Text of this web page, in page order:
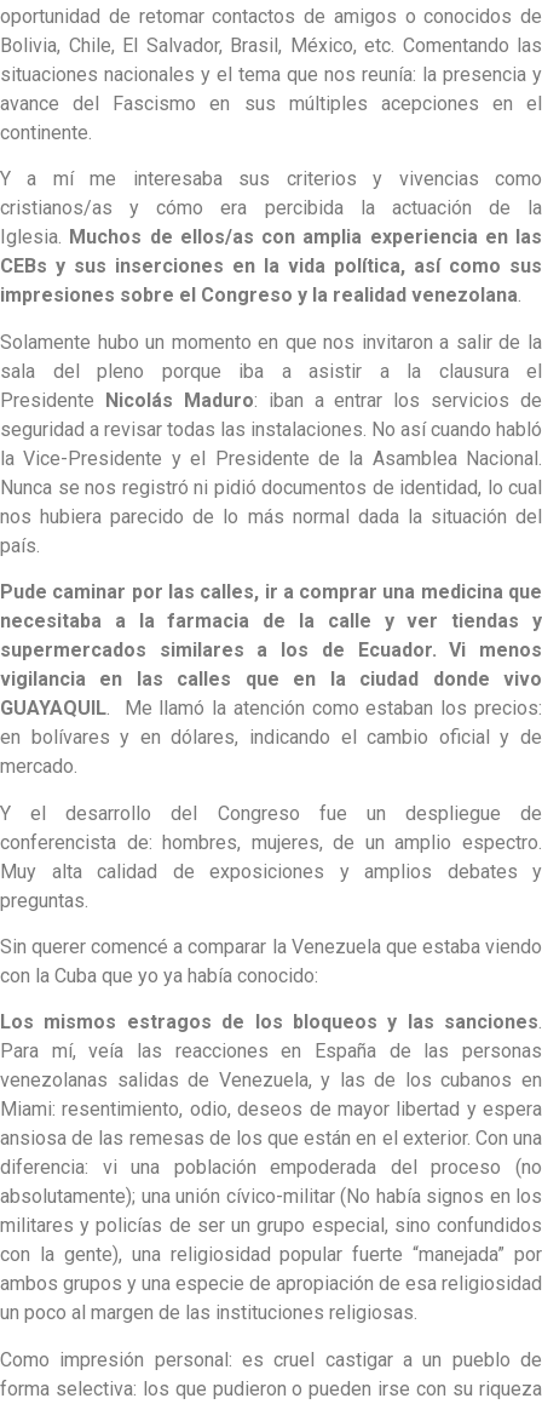
oportunidad de retomar contactos de amigos o conocidos de
Bolivia, Chile, El Salvador, Brasil, México, etc. Comentando las
situaciones nacionales y el tema que nos reunía: la presencia y
avance del Fascismo en sus múltiples acepciones en el
continente.
Y a mí me interesaba sus criterios y vivencias como
cristianos/as y cómo era percibida la actuación de la
Iglesia. Muchos de ellos/as con amplia experiencia en las
CEBs y sus inserciones en la vida política, así como sus
impresiones sobre el Congreso y la realidad venezolana.
Solamente hubo un momento en que nos invitaron a salir de la
sala del pleno porque iba a asistir a la clausura el
Presidente Nicolás Maduro: iban a entrar los servicios de
seguridad a revisar todas las instalaciones. No así cuando habló
la Vice-Presidente y el Presidente de la Asamblea Nacional.
Nunca se nos registró ni pidió documentos de identidad, lo cual
nos hubiera parecido de lo más normal dada la situación del
país.
Pude caminar por las calles, ir a comprar una medicina que
necesitaba a la farmacia de la calle y ver tiendas y
supermercados similares a los de Ecuador. Vi menos
vigilancia en las calles que en la ciudad donde vivo
GUAYAQUIL. Me llamó la atención como estaban los precios:
en bolívares y en dólares, indicando el cambio oficial y de
mercado.
Y el desarrollo del Congreso fue un despliegue de
conferencista de: hombres, mujeres, de un amplio espectro.
Muy alta calidad de exposiciones y amplios debates y
preguntas.
Sin querer comencé a comparar la Venezuela que estaba viendo
con la Cuba que yo ya había conocido:
Los mismos estragos de los bloqueos y las sanciones.
Para mí, veía las reacciones en España de las personas
venezolanas salidas de Venezuela, y las de los cubanos en
Miami: resentimiento, odio, deseos de mayor libertad y espera
ansiosa de las remesas de los que están en el exterior. Con una
diferencia: vi una población empoderada del proceso (no
absolutamente); una unión cívico-militar (No había signos en los
militares y policías de ser un grupo especial, sino confundidos
con la gente), una religiosidad popular fuerte “manejada” por
ambos grupos y una especie de apropiación de esa religiosidad
un poco al margen de las instituciones religiosas.
Como impresión personal: es cruel castigar a un pueblo de
forma selectiva: los que pudieron o pueden irse con su riqueza